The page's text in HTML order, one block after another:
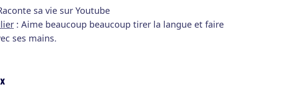
sa vie sur Youtube
: Aime beaucoup beaucoup tirer la langue et faire
ses mains.